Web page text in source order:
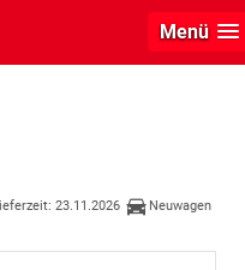
Menü
DSG
23.11.2026
Neuwagen